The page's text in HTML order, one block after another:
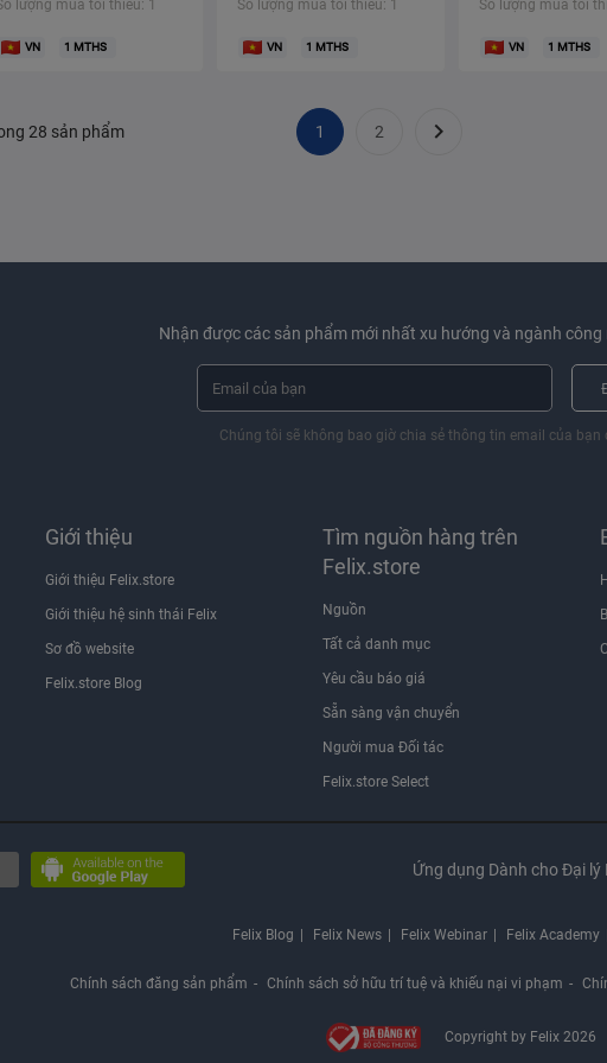
lượng mua tối thiểu: 1
VN 1 MTHS
Số lượng mua tối thiểu: 1
VN 1 MTHS
Số lượng mua tối
VN 1 MTHS
28 sản phẩm 1 2 
Nhận được các sản phẩm mới nhất xu hướng và ngành
Chúng tôi sẽ không bao giờ chia sẻ thông tin email của bạn
Giới thiệu
Giới thiệu Felix.store
Giới thiệu hệ sinh thái Felix
Sơ đồ website
Felix.store Blog
Tìm nguồn hàng trên
Felix.store
Nguồn
Tất cả danh mục
Yêu cầu báo giá
Sẵn sàng vận chuyển
Người mua Đối tác
Felix.store Select
Ứng dụng Dành cho Đại lý
Felix Blog Felix News Felix Webinar Felix Academy
Chính sách đăng sản phẩm Chính sách sở hữu trí tuệ và khiếu nại vi phạm
Copyright by Felix 2026